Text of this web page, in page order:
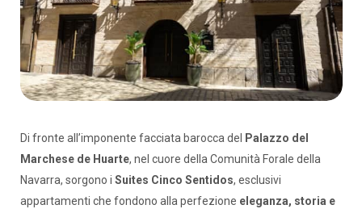
Di fronte all’imponente facciata barocca del
Palazzo del
Marchese de Huarte, nel cuore della Comunità Forale della
Navarra, sorgono i Suites Cinco Sentidos, esclusivi
appartamenti che fondono alla perfezione eleganza, storia e